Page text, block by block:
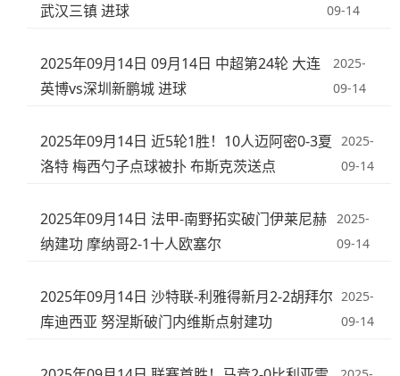
武汉三镇 进球
09-14
2025年09月14日 09月14日 中超第24轮 大连
英博vs深圳新鹏城 进球
2025-
09-14
2025年09月14日 近5轮1胜！10人迈阿密0-3夏
洛特 梅西勺子点球被扑 布斯克茨送点
2025-
09-14
2025年09月14日 法甲-南野拓实破门伊莱尼赫
纳建功 摩纳哥2-1十人欧塞尔
2025-
09-14
2025年09月14日 沙特联-利雅得新月2-2胡拜尔
库迪西亚 努涅斯破门内维斯点射建功
2025-
09-14